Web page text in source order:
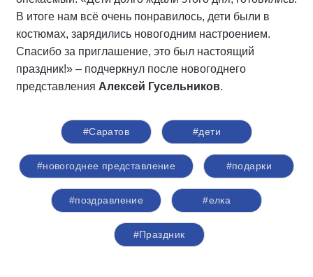
В итоге нам всё очень понравилось, дети были в
костюмах, зарядились новогодним настроением.
Спасибо за приглашение, это был настоящий
праздник!» – подчеркнул после новогоднего
представления Алексей Гусельников.
#Саратов #дети
#новогоднее представление #подарки
#поздравление #елка
#Праздник